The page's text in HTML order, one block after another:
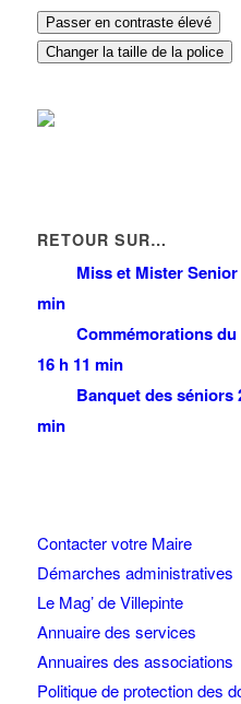
Passer en contraste élevé
Changer la taille de la police
RETOUR SUR…
Miss et Mister Senior
min
Commémorations
16 h 11 min
Banquet des séniors
min
Contacter votre Maire
Démarches administratives
Le Mag’ de Villepinte
Annuaire des services
Annuaires des associations
Politique de protection des